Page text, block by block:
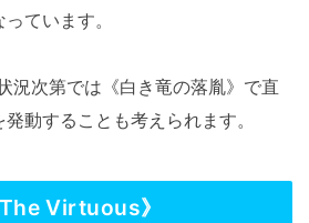
ています。
次第では《白き竜の落胤》で直
動することも考えられます。
Virtuous》